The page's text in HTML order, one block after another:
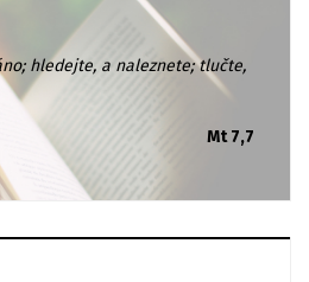
hledejte, a naleznete; tlučte,
Mt 7,7